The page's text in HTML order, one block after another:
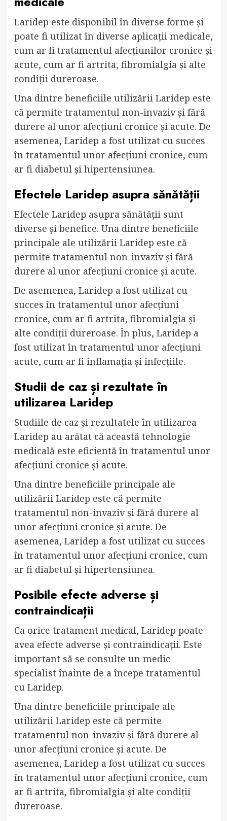
Laridep este disponibil în diverse forme și
poate fi utilizat în diverse aplicații medicale,
cum ar fi tratamentul afecțiunilor cronice și
acute, cum ar fi artrita, fibromialgia și alte
condiții dureroase.
Una dintre beneficiile utilizării Laridep este
că permite tratamentul non-invaziv și fără
durere al unor afecțiuni cronice și acute. De
asemenea, Laridep a fost utilizat cu succes
în tratamentul unor afecțiuni cronice, cum
ar fi diabetul și hipertensiunea.
Efectele Laridep asupra sănătății
Efectele Laridep asupra sănătății sunt
diverse și benefice. Una dintre beneficiile
principale ale utilizării Laridep este că
permite tratamentul non-invaziv și fără
durere al unor afecțiuni cronice și acute.
De asemenea, Laridep a fost utilizat cu
succes în tratamentul unor afecțiuni
cronice, cum ar fi artrita, fibromialgia și
alte condiții dureroase. În plus, Laridep a
fost utilizat în tratamentul unor afecțiuni
acute, cum ar fi inflamația și infecțiile.
Studii de caz și rezultate în
utilizarea Laridep
Studiile de caz și rezultatele în utilizarea
Laridep au arătat că această tehnologie
medicală este eficientă în tratamentul unor
afecțiuni cronice și acute.
Una dintre beneficiile principale ale
utilizării Laridep este că permite
tratamentul non-invaziv și fără durere al
unor afecțiuni cronice și acute. De
asemenea, Laridep a fost utilizat cu succes
în tratamentul unor afecțiuni cronice, cum
ar fi diabetul și hipertensiunea.
Posibile efecte adverse și
contraindicații
Ca orice tratament medical, Laridep poate
avea efecte adverse și contraindicații. Este
important să se consulte un medic
specialist înainte de a începe tratamentul
cu Laridep.
Una dintre beneficiile principale ale
utilizării Laridep este că permite
tratamentul non-invaziv și fără durere al
unor afecțiuni cronice și acute. De
asemenea, Laridep a fost utilizat cu succes
în tratamentul unor afecțiuni cronice, cum
ar fi artrita, fibromialgia și alte condiții
dureroase.